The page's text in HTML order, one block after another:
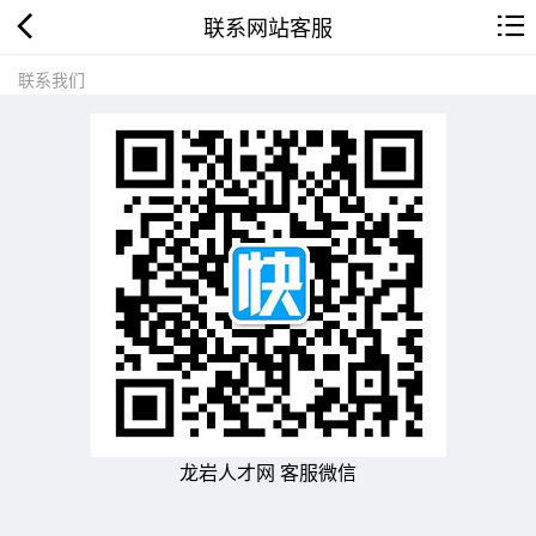
联系网站客服
联系我们
龙岩人才网 客服微信